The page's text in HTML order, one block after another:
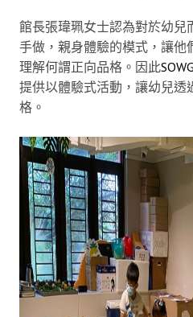
館長張瑋珮女士認為對於幼兒
手做，親身體驗的模式，讓他
理解何謂正向品格。因此
提供以體驗式活動，讓幼兒透
格。